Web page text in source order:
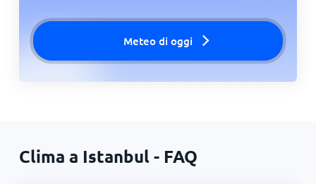
Meteo di oggi
Clima a Istanbul - FAQ